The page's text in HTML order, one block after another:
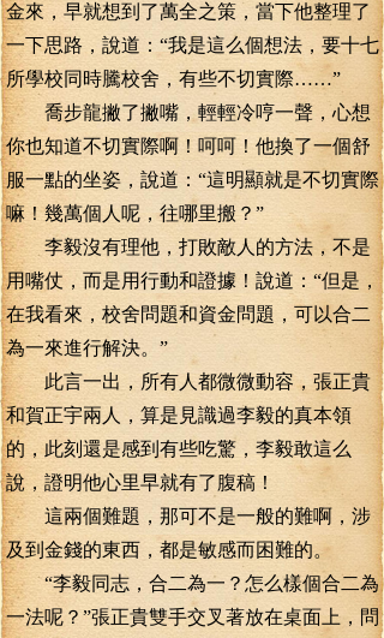
金來，早就想到了萬全之策，當下他整理了
一下思路，說道：“我是這么個想法，要十七
所學校同時騰校舍，有些不切實際……”
喬步龍撇了撇嘴，輕輕冷哼一聲，心想
你也知道不切實際啊！呵呵！他換了一個舒
服一點的坐姿，說道：“這明顯就是不切實際
嘛！幾萬個人呢，往哪里搬？”
李毅沒有理他，打敗敵人的方法，不是
用嘴仗，而是用行動和證據！說道：“但是，
在我看來，校舍問題和資金問題，可以合二
為一來進行解決。”
此言一出，所有人都微微動容，張正貴
和賀正宇兩人，算是見識過李毅的真本領
的，此刻還是感到有些吃驚，李毅敢這么
說，證明他心里早就有了腹稿！
這兩個難題，那可不是一般的難啊，涉
及到金錢的東西，都是敏感而困難的。
“李毅同志，合二為一？怎么樣個合二為
一法呢？”張正貴雙手交叉著放在桌面上，問